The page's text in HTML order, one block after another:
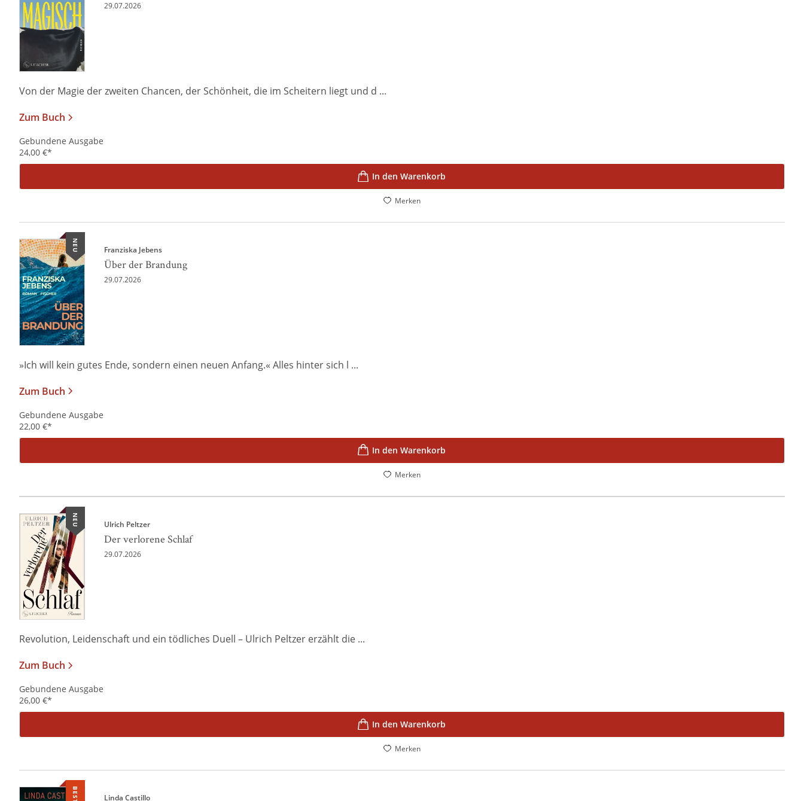
29.07.2026
Von der Magie der zweiten Chancen, der Schönheit, die im Scheitern liegt und d ...
Zum Buch
Gebundene Ausgabe
24,00 €*
In den Warenkorb
Merken
NEU Franziska Jebens
Über der Brandung
29.07.2026
»Ich will kein gutes Ende, sondern einen neuen Anfang.« Alles hinter sich l ...
Zum Buch
Gebundene Ausgabe
22,00 €*
In den Warenkorb
Merken
NEU Ulrich Peltzer
Der verlorene Schlaf
29.07.2026
Revolution, Leidenschaft und ein tödliches Duell – Ulrich Peltzer erzählt die ...
Zum Buch
Gebundene Ausgabe
26,00 €*
In den Warenkorb
Merken
Linda Castillo